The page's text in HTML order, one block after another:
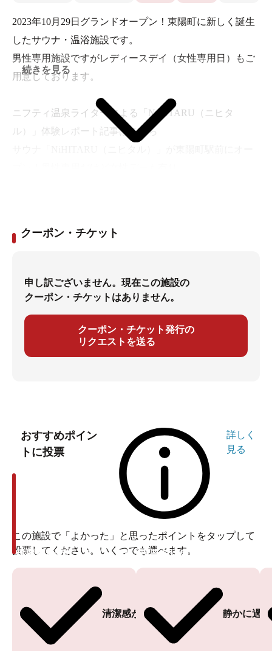
2023年10月29日グランドオープン！東陽町に新しく誕生
したサウナ・温浴施設です。
男性専用施設ですがレディースデイ（女性専用日）もご
用意しております。
ニフティ温泉ライターによる「NiHITARU（ニヒタ
ル）」体験レポート記事はこちら
続きを見る
クーポン・チケット
申し訳ございません。現在この施設の
クーポン・チケットはありません。
クーポン・チケット発行の
リクエストを送る
おすすめポイン
トに投票
詳しく
見る
この施設で「よかった」と思ったポイントをタップして
投票してください。いくつでも選べます。
清潔感がある
投票ありがとうございます
静かに過
投票ありがとうございます